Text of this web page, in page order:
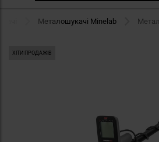
Металошукачі Minelab
ХІТИ ПРОДАЖІВ